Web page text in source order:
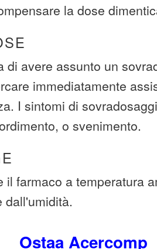
la dose
di avere assunto un
immediatamente
I sintomi di
o svenimento.
il farmaco a temperatura
dall'umidità.
Ostaa Acercomp